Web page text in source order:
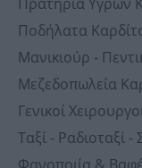
Ποδήλατα
Μανικιούρ -
Μεζεδοπωλεία
Γενικοί
Ταξί - Ραδιοταξί -